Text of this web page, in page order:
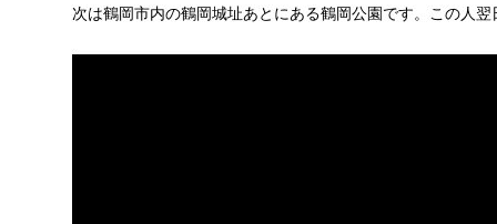
次は鶴岡市内の鶴岡城址あとにある鶴岡公園です。この人